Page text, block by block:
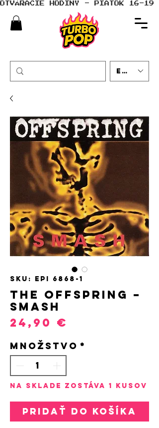
OTVÁRACIE HODINY - PIATOK 16-19
EUR (€)
SKU: EPI 6868-1
The Offspring –
Smash
24,90 €
Množstvo *
Na sklade zostáva 1 kusov
Pridať do košíka